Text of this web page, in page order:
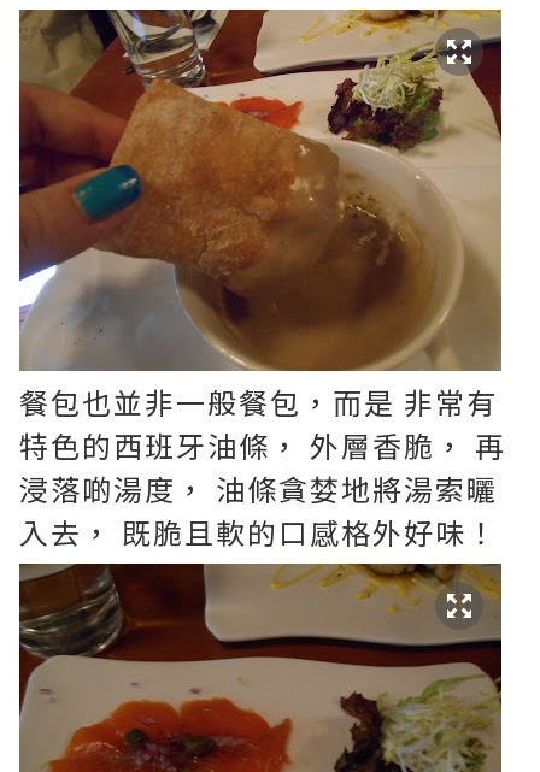
餐包也並非一般餐包，而是 非常有
特色的西班牙油條， 外層香脆， 再
浸落啲湯度， 油條貪婪地將湯索曬
入去， 既脆且軟的口感格外好味！